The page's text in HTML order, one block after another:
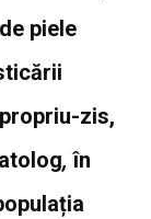
piele
zis,
, în